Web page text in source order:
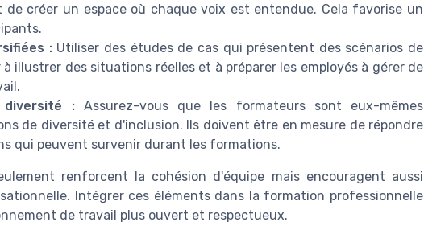
de créer un espace où chaque voix est entendue. Cela favorise un
:Utiliser des études de cas qui présentent des scénarios de
illustrer des situations réelles et à préparer les employés à gérer de
:Assurez-vous que les formateurs sont eux-mêmes
de diversité et d'inclusion. Ils doivent être en mesure de répondre
qui peuvent survenir durant les formations.
renforcent la cohésion d'équipe mais encouragent aussi
Intégrer ces éléments dans la formation professionnelle
de travail plus ouvert et respectueux.